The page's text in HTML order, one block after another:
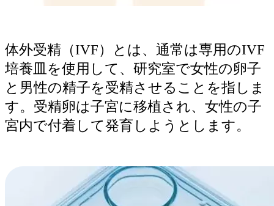
体外受精（IVF）とは、通常は専用のIVF
培養皿を使用して、研究室で女性の卵子
と男性の精子を受精させることを指しま
す。受精卵は子宮に移植され、女性の子
宮内で付着して発育しようとします。